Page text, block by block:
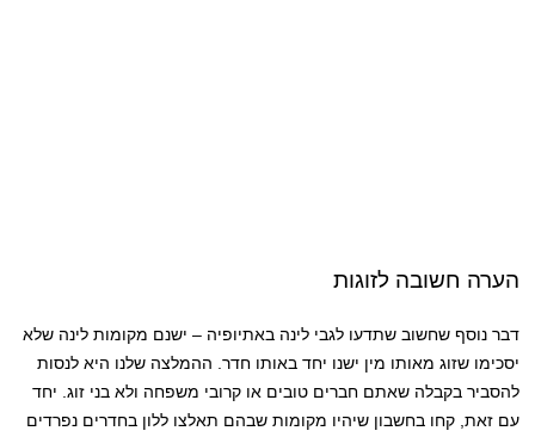
הערה חשובה לזוגות
דבר נוסף שחשוב שתדעו לגבי לינה באתיופיה – ישנם מקומות לינה שלא
יסכימו שזוג מאותו מין ישנו יחד באותו חדר. ההמלצה שלנו היא לנסות
להסביר בקבלה שאתם חברים טובים או קרובי משפחה ולא בני זוג. יחד
עם זאת, קחו בחשבון שיהיו מקומות שבהם תאלצו ללון בחדרים נפרדים